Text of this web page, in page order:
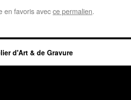
en favoris avecce permalien.
d'Art & de Gravure